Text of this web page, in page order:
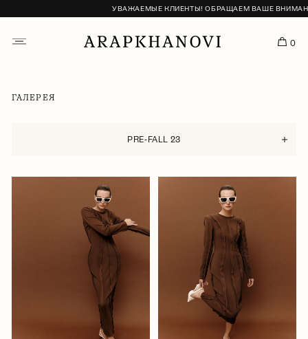
УВАЖАЕМЫЕ КЛИЕНТЫ! ОБРАЩАЕМ ВАШЕ ВНИМАНИЕ, ЧТО
0
ГАЛЕРЕЯ
PRE-FALL 23